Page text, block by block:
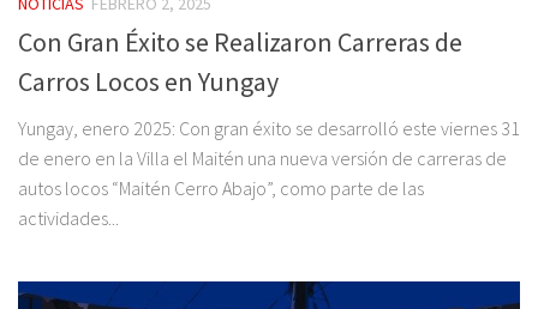
Con Gran Éxito se Realizaron Carreras de
Carros Locos en Yungay
Yungay, enero 2025: Con gran éxito se desarrolló este viernes 31
de enero en la Villa el Maitén una nueva versión de carreras de
autos locos “Maitén Cerro Abajo”, como parte de las
actividades...